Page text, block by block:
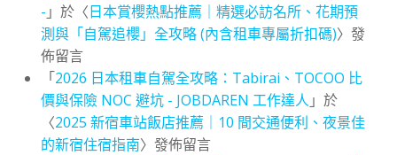
- 」於〈日本賞櫻熱點推薦｜精選必訪名所、花期預
測與「自駕追櫻」全攻略 (內含租車專屬折扣碼)〉發
佈留言
「2026 日本租車自駕全攻略：Tabirai、TOCOO 比
價與保險 NOC 避坑 - JOBDAREN 工作達人 」於
〈2025 新宿車站飯店推薦｜10 間交通便利、夜景佳
的新宿住宿指南〉發佈留言